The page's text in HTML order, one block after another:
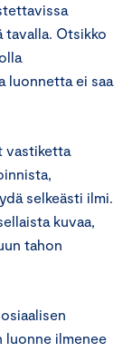
tavalla. Otsikko
luonnetta ei saa
vastiketta
selkeästi ilmi.
kuvaa,
tahon
luonne ilmenee